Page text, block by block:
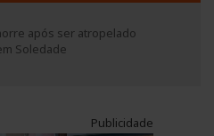
após ser atropelado
Soledade
Publicidade